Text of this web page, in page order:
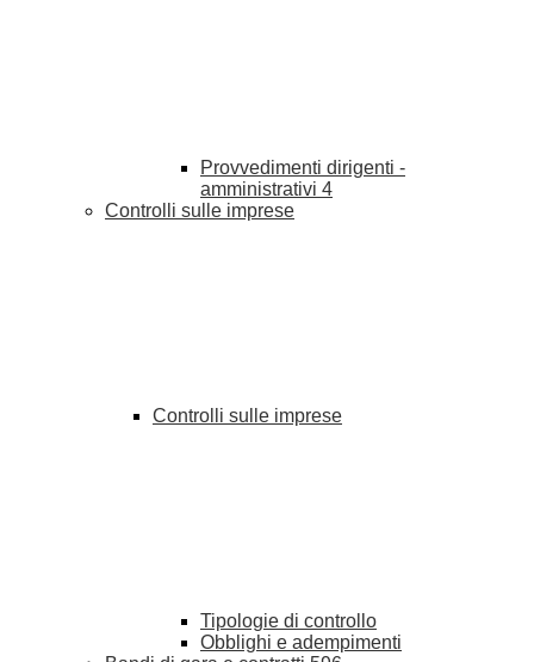
Provvedimenti dirigenti -
amministrativi 4
Controlli sulle imprese
Controlli sulle imprese
Tipologie di controllo
Obblighi e adempimenti